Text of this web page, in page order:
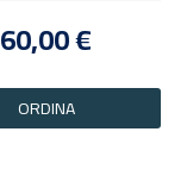
60,00 €
ORDINA